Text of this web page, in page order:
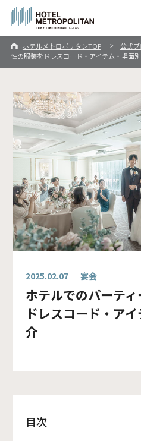
ホテルメトロポリタンTOP 公式
性の服装をドレスコード・アイテム・場面
2025.02.07 宴会
ホテルでのパーテ
ドレスコード・ア
介
目次